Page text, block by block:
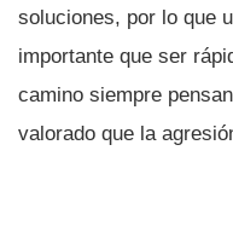
soluciones, por lo que
importante que ser
camino siempre
valorado que la